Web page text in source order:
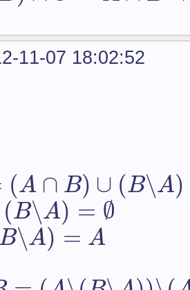
11-07 18:02:52
(A ∩ B) ∪ (B∖A)
(B∖A) = ∅
B∖A) = A